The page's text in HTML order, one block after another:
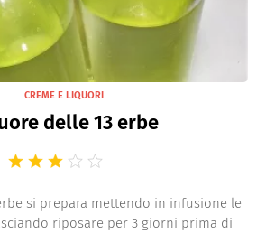
CREME E LIQUORI
delle 13 erbe
si prepara mettendo in infusione le
riposare per 3 giorni prima di